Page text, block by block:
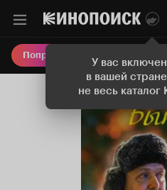
У вас
в вашей
не весь каталог
Попробовать Плюс